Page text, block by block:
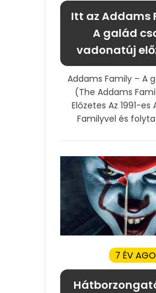
Itt az Addams
A galád
vadonatúj
Addams Family – A
(The Addams
Előzetes Az 1991-es
Familyvel és
7 ÉV AGO